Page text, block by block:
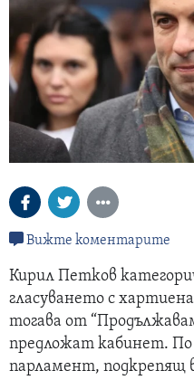
Вижте коментарите
Кирил Петков
гласуването с
тогава от
предложат кабинет.
парламент, подкрепящ